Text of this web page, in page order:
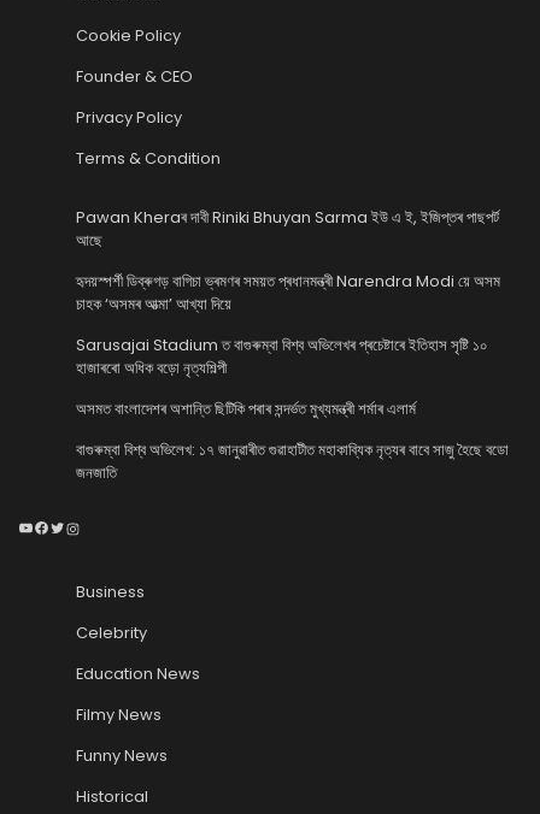
Cookie Policy
Founder & CEO
Privacy Policy
Terms & Condition
Pawan Kheraৰ দাবী Riniki Bhuyan Sarma ইউ এ ই, ইজিপ্তৰ পাছপৰ্ট
আছে
হৃদয়স্পৰ্শী ডিব্ৰুগড় বাগিচা ভ্ৰমণৰ সময়ত প্ৰধানমন্ত্ৰী Narendra Modi য়ে অসম
চাহক ‘অসমৰ আত্মা’ আখ্যা দিয়ে
Sarusajai Stadium ত বাগুৰুম্বা বিশ্ব অভিলেখৰ প্ৰচেষ্টাৰে ইতিহাস সৃষ্টি ১০
হাজাৰৰো অধিক বড়ো নৃত্যশিল্পী
অসমত বাংলাদেশৰ অশান্তি ছিটিকি পৰাৰ সন্দৰ্ভত মুখ্যমন্ত্ৰী শৰ্মাৰ এলাৰ্ম
বাগুৰুম্বা বিশ্ব অভিলেখ: ১৭ জানুৱাৰীত গুৱাহাটীত মহাকাব্যিক নৃত্যৰ বাবে সাজু হৈছে বডো
জনজাতি
YouTube
Facebook
Twitter
Instagram
Business
Celebrity
Education News
Filmy News
Funny News
Historical